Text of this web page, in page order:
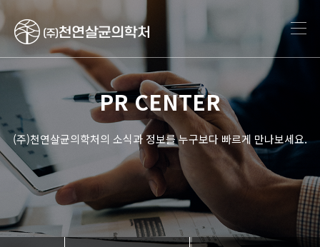
PR CENTER
(주)천연살균의학처의 소식과 정보를 누구보다 빠르게 만나보세요.